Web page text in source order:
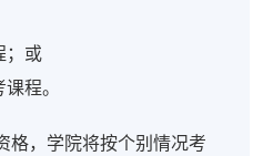
达70%或以上，通过所有考
证书（单元：企业变革及
；或
程。
格，学院将按个别情况考